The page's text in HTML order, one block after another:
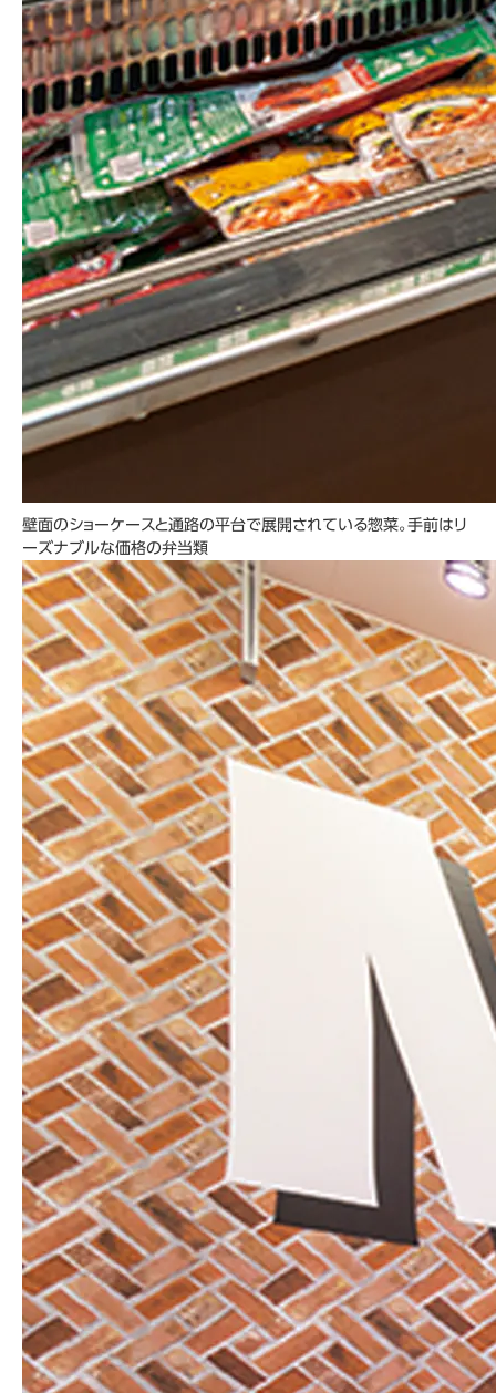
壁面のショーケースと通路の平台で展開されている惣菜。手前はリ
ーズナブルな価格の弁当類